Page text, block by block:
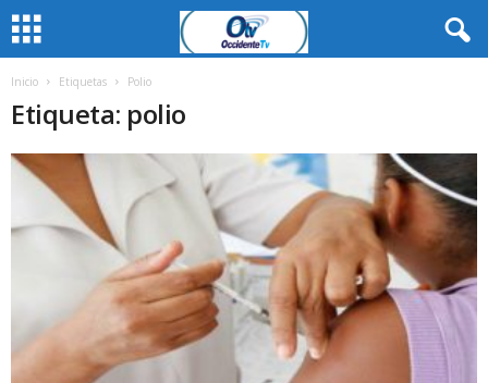
Inicio Etiquetas Polio
Etiqueta: polio